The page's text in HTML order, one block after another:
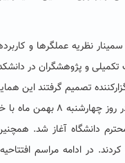
و پژوهشگران در
تصمیم گرفتند این
سمینار در روز
دانشگاه آغاز شد.
کردند. در ادامه مراسم